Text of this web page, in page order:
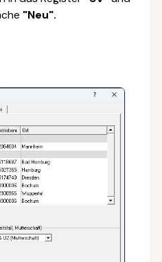
"Neu".